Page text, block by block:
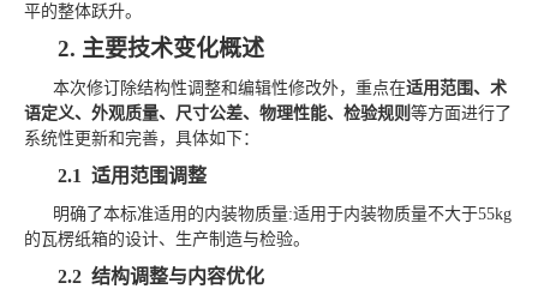
平的整体跃升。
2. 主要技术变化概述
本次修订除结构性调整和编辑性修改外，重点在适用范围、术
语定义、外观质量、尺寸公差、物理性能、检验规则 等方面进行了
系统性更新和完善，具体如下：
2.1 适用范围调整
明确 了本标准适用 的内装物质量:适用于内装物质量不大于55kg
的瓦楞纸箱的设计、生产制造与检验。
2.2 结构调整与内容优化